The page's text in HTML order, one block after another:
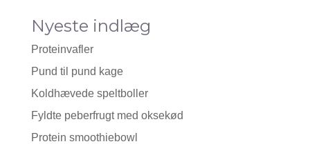
Nyeste indlæg
Proteinvafler
Pund til pund kage
Koldhævede speltboller
Fyldte peberfrugt med oksekød
Protein smoothiebowl